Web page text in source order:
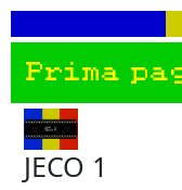
Prima
JECO 1